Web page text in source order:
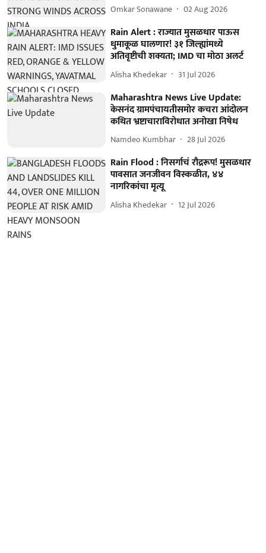
Omkar Sonawane 02 Aug 2026
Rain Alert : राज्यात मुसळधार पाऊस
धुमाकूळ घालणार! ३१ जिल्ह्यांमध्ये
अतिवृष्टीची शक्यता; IMD चा मोठा अलर्ट
Alisha Khedekar 31 Jul 2026
Maharashtra News Live Update:
केसनंद ग्रामपंचायतीसमोर कचरा आंदोलन
कथित भ्रष्टाचाराविरोधात अनोखा निषेध
Namdeo Kumbhar 28 Jul 2026
Rain Flood : निसर्गाचं रौद्ररूप! मुसळधार
पावसात जनजीवन विस्कळीत, ४४
नागरिकांचा मृत्यू
Alisha Khedekar 12 Jul 2026